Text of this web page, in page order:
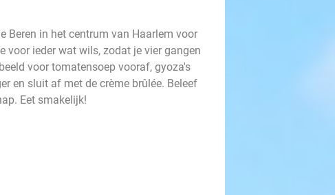
Beren in het centrum van Haarlem voor
voor ieder wat wils, zodat je vier gangen
voor tomatensoep vooraf, gyoza's
en sluit af met de crème brûlée. Beleef
Eet smakelijk!